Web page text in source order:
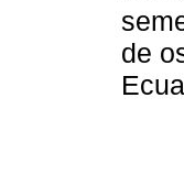
de